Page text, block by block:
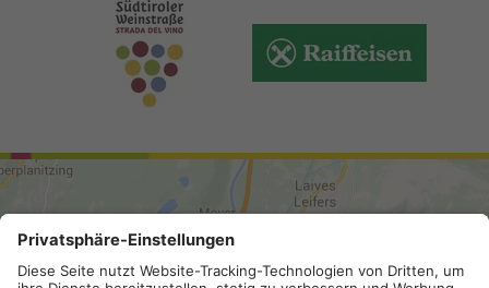
ANREISE